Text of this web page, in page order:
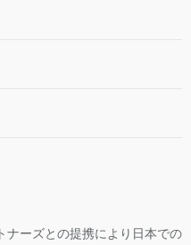
ナーズとの提携により日本での